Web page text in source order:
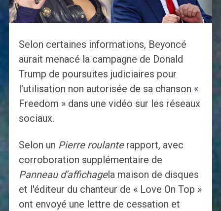
Selon certaines informations, Beyoncé
aurait menacé la campagne de Donald
Trump de poursuites judiciaires pour
l'utilisation non autorisée de sa chanson «
Freedom » dans une vidéo sur les réseaux
sociaux.
Selon un Pierre roulanterapport, avec
corroboration supplémentaire de
Panneau d'affichagela maison de disques
et l'éditeur du chanteur de « Love On Top »
ont envoyé une lettre de cessation et